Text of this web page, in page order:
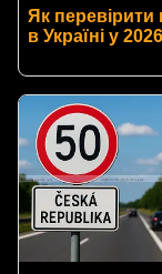
Як
в Україні у